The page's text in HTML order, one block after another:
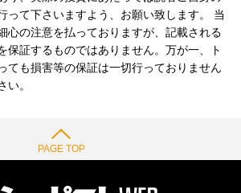
って下さいますよう、お願い致します。 当
心の注意を払っておりますが、記載される
保証するものではありません。万が一、ト
ても損害等の保証は一切行っておりません
い。
PAGE TOP